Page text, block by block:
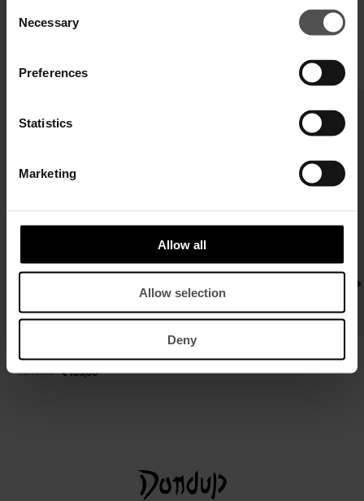
Selection
Necessary
Preferences
Statistics
Marketing
Allow all
Allow selection
Deny
VERVOLLSTÄNDIGEN SIE IHREN LOOK
Regular-Fit T-Shirt aus Baumwollkrepp
mit Rundhalsausschnitt
€ 159,00
€ 245,00